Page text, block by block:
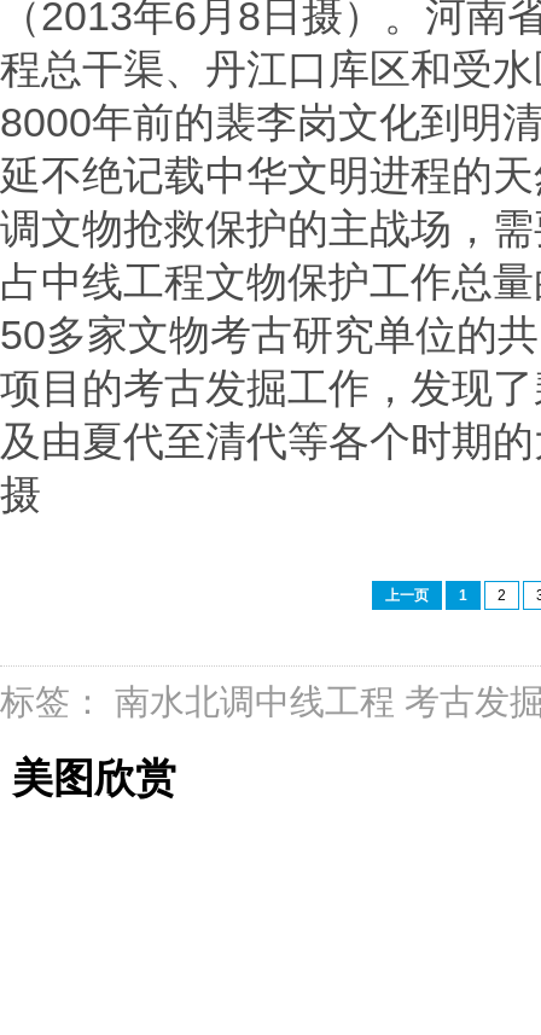
（2013年6月8日摄）。河南
程总干渠、丹江口库区和受
8000年前的裴李岗文化到明
延不绝记载中华文明进程的
调文物抢救保护的主战场，
占中线工程文物保护工作总
50多家文物考古研究单位的
项目的考古发掘工作，发现
及由夏代至清代等各个时期
摄
上一页 1 2
标签： 南水北调中线工程 考古发
美图欣赏